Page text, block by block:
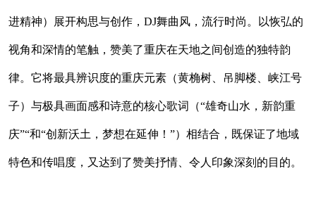
进精神）展开构思与创作，DJ舞曲风，流行时尚。以恢弘的
视角和深情的笔触，赞美了重庆在天地之间创造的独特韵
律。它将最具辨识度的重庆元素（黄桷树、吊脚楼、峡江号
子）与极具画面感和诗意的核心歌词（“雄奇山水，新韵重
庆”“和“创新沃土，梦想在延伸！”）相结合，既保证了地域
特色和传唱度，又达到了赞美抒情、令人印象深刻的目的。